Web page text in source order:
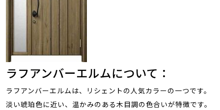
ラフアンバーエルムについて：
ラフアンバーエルムは、リシェントの人気カラーの一つです。
淡い琥珀色に近い、温かみのある木目調の色合いが特徴です。